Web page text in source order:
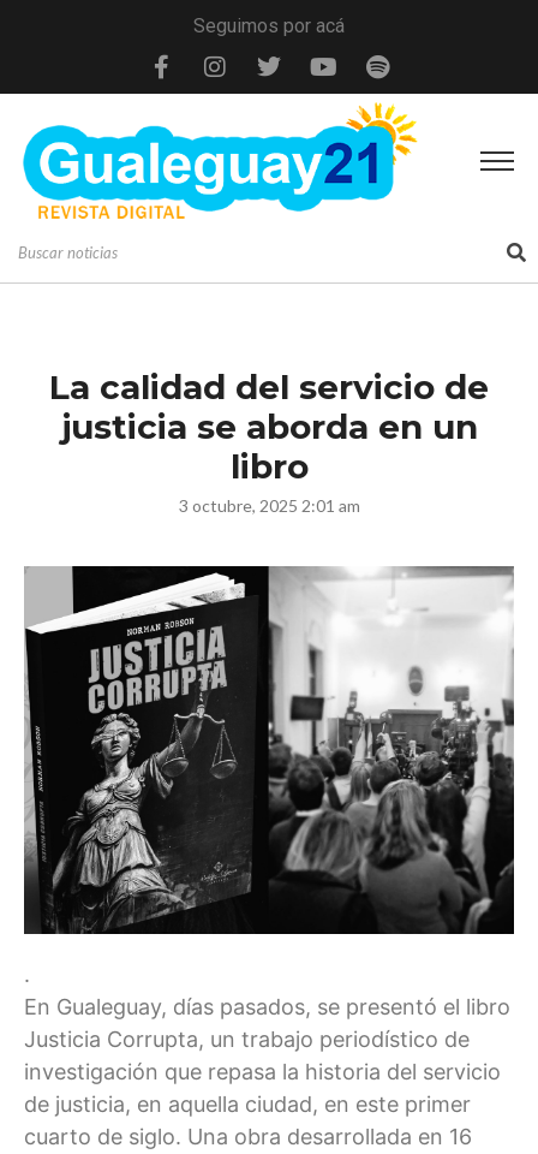
Seguimos por acá
La calidad del servicio de
justicia se aborda en un
libro
3 octubre, 2025 2:01 am
.
En Gualeguay, días pasados, se presentó el libro
Justicia Corrupta, un trabajo periodístico de
investigación que repasa la historia del servicio
de justicia, en aquella ciudad, en este primer
cuarto de siglo. Una obra desarrollada en 16